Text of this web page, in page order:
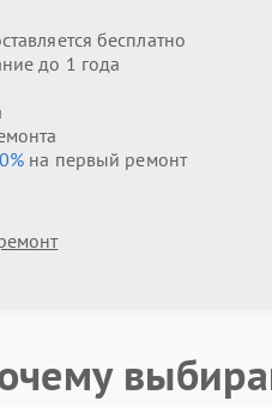
бесплатно
до 1 года
на первый ремонт